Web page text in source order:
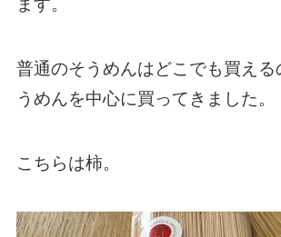
ます。
普通のそうめんはどこでも買える
うめんを中心に買ってきました。
こちらは柿。